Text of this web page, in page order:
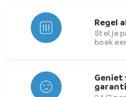
Regel
Stel je
boek
Geniet